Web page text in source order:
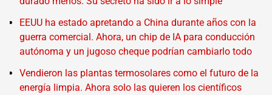
EEUU ha estado apretando a China durante años con la
guerra comercial. Ahora, un chip de IA para conducción
autónoma y un jugoso cheque podrían cambiarlo todo
Vendieron las plantas termosolares como el futuro de la
energía limpia. Ahora solo las quieren los científicos